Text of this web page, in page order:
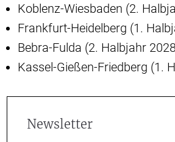
Koblenz-Wiesbaden (2.
Frankfurt-Heidelberg (1.
Bebra-Fulda (2. Halbjahr
Kassel-Gießen-Friedberg (1.
Newsletter